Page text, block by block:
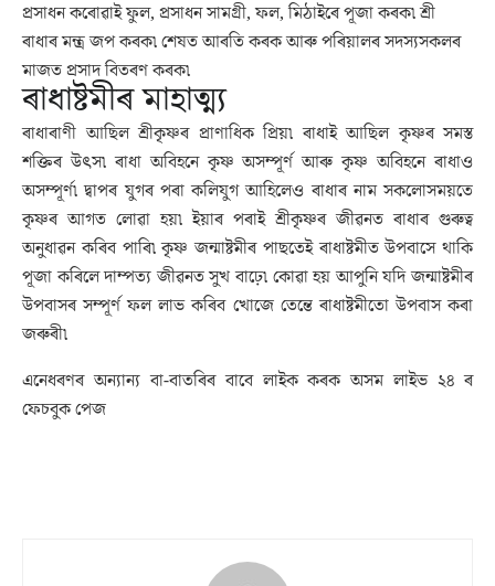
প্ৰসাধন কৰোৱাই ফুল, প্ৰসাধন সামগ্ৰী, ফল, মিঠাইৰে পূজা কৰক৷ শ্ৰী
ৰাধাৰ মন্ত্ৰ জপ কৰক৷ শেষত আৰতি কৰক আৰু পৰিয়ালৰ সদস্যসকলৰ
মাজত প্ৰসাদ বিতৰণ কৰক৷
ৰাধাষ্টমীৰ মাহাত্ম্য
ৰাধাৰাণী আছিল শ্ৰীকৃষ্ণৰ প্ৰাণাধিক প্ৰিয়৷ ৰাধাই আছিল কৃষ্ণৰ সমস্ত
শক্তিৰ উৎস৷ ৰাধা অবিহনে কৃষ্ণ অসম্পূৰ্ণ আৰু কৃষ্ণ অবিহনে ৰাধাও
অসম্পূৰ্ণ৷ দ্বাপৰ যুগৰ পৰা কলিযুগ আহিলেও ৰাধাৰ নাম সকলোসময়তে
কৃষ্ণৰ আগত লোৱা হয়৷ ইয়াৰ পৰাই শ্ৰীকৃষ্ণৰ জীৱনত ৰাধাৰ গুৰুত্ব
অনুধাৱন কৰিব পাৰি৷ কৃষ্ণ জন্মাষ্টমীৰ পাছতেই ৰাধাষ্টমীত উপবাসে থাকি
পূজা কৰিলে দাম্পত্য জীৱনত সুখ বাঢ়ে৷ কোৱা হয় আপুনি যদি জন্মাষ্টমীৰ
উপবাসৰ সম্পূৰ্ণ ফল লাভ কৰিব খোজে তেন্তে ৰাধাষ্টমীতো উপবাস কৰা
জৰুৰী৷
এনেধৰণৰ অন্যান্য বা-বাতৰিৰ বাবে লাইক কৰক অসম লাইভ ২৪ ৰ
ফেচবুক পেজ